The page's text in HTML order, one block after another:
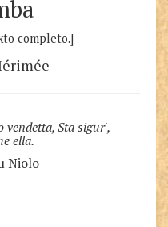
completo.]
vendetta, Sta sigur',
ella.
Niolo